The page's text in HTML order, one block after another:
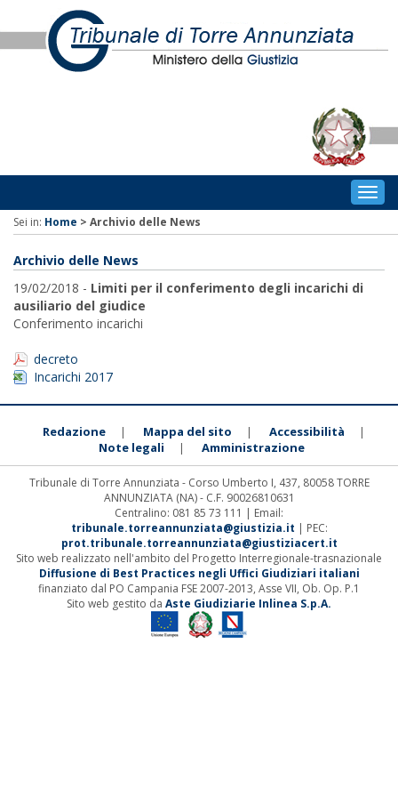
Sei in: Home > Archivio delle News
Archivio delle News
19/02/2018 - Limiti per il conferimento degli incarichi di
ausiliario del giudice
Conferimento incarichi
decreto
Incarichi 2017
Redazione | Mappa del sito | Accessibilità |
Note legali | Amministrazione
Tribunale di Torre Annunziata - Corso Umberto I, 437, 80058 TORRE
ANNUNZIATA (NA) - C.F. 90026810631
Centralino: 081 85 73 111 | Email:
tribunale.torreannunziata@giustizia.it | PEC:
prot.tribunale.torreannunziata@giustiziacert.it
Sito web realizzato nell'ambito del Progetto Interregionale-trasnazionale
Diffusione di Best Practices negli Uffici Giudiziari italiani
finanziato dal PO Campania FSE 2007-2013, Asse VII, Ob. Op. P.1
Sito web gestito da Aste Giudiziarie Inlinea S.p.A.